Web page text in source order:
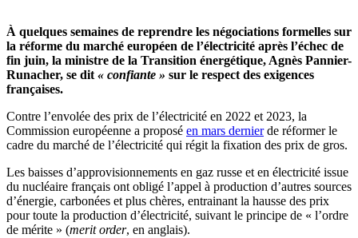
À quelques semaines de reprendre les négociations formelles sur
la réforme du marché européen de l’électricité après l’échec de
fin juin, la ministre de la Transition énergétique, Agnès Pannier-
Runacher, se dit « confiante » sur le respect des exigences
françaises.
Contre l’envolée des prix de l’électricité en 2022 et 2023, la
Commission européenne a proposé en mars dernierde réformer le
cadre du marché de l’électricité qui régit la fixation des prix de gros.
Les baisses d’approvisionnements en gaz russe et en électricité issue
du nucléaire français ont obligé l’appel à production d’autres sources
d’énergie, carbonées et plus chères, entrainant la hausse des prix
pour toute la production d’électricité, suivant le principe de « l’ordre
de mérite » (merit order, en anglais).